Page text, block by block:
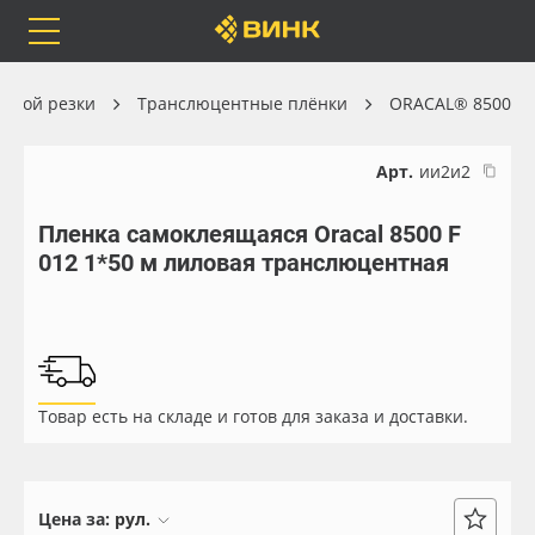
Каталог
Бренды
Доставка
Весь каталог
Самоклеящиеся плёнки
Листовые материалы
резки Транслюцентные плёнки ORACAL® 8500
Арт. ии2и2
Пленка самоклеящаяся Oracal 8500 F
012 1*50 м лиловая транслюцентная
Товар есть на складе и готов для заказа и доставки.
Цена за: рул.